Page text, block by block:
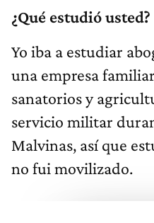
¿Qué estudió usted?
Yo iba a estudiar
una empresa
sanatorios y
servicio militar
Malvinas, así que
no fui movilizado.